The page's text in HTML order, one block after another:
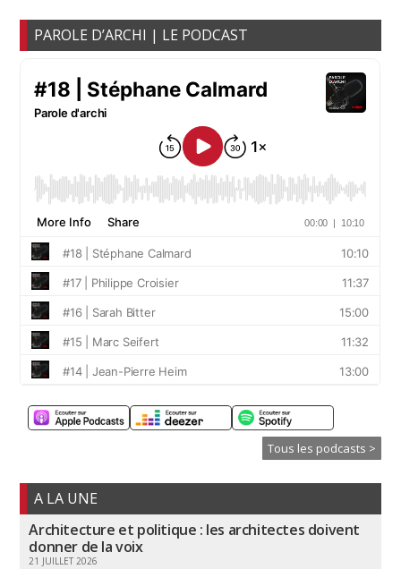
PAROLE D’ARCHI | LE PODCAST
Tous les podcasts >
A LA UNE
Architecture et politique : les architectes doivent
donner de la voix
21 JUILLET 2026